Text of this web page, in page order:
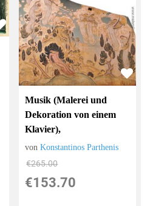
Musik (Malerei und
Dekoration von einem
Klavier),
vonKonstantinos Parthenis
€265.00
€153.70